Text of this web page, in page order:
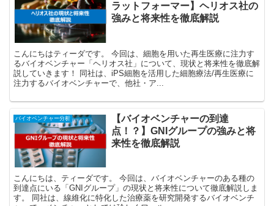
ラットフォーマー】ヘリオス社の
強みと将来性を徹底解説
こんにちはティーダです。 今回は、細胞を用いた再生医療に注力す
るバイオベンチャー「ヘリオス社」について、現状と将来性を徹底解
説していきます！ 同社は、iPS細胞を活用した細胞療法/再生医療に
注力するバイオベンチャーで、他社・ア...
バイオベンチャー分析
【バイオベンチャーの到達
点！？】GNIグループの強みと将
来性を徹底解説
こんにちは、ティーダです。 今回は、バイオベンチャーのある種の
到達点にいる「GNIグループ」の現状と将来性について徹底解説しま
す。 同社は、線維化に特化した治療薬を研究開発するバイオベンチ